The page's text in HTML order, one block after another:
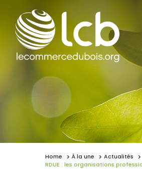
Home À la une
Actualités
RDUE : les organisations